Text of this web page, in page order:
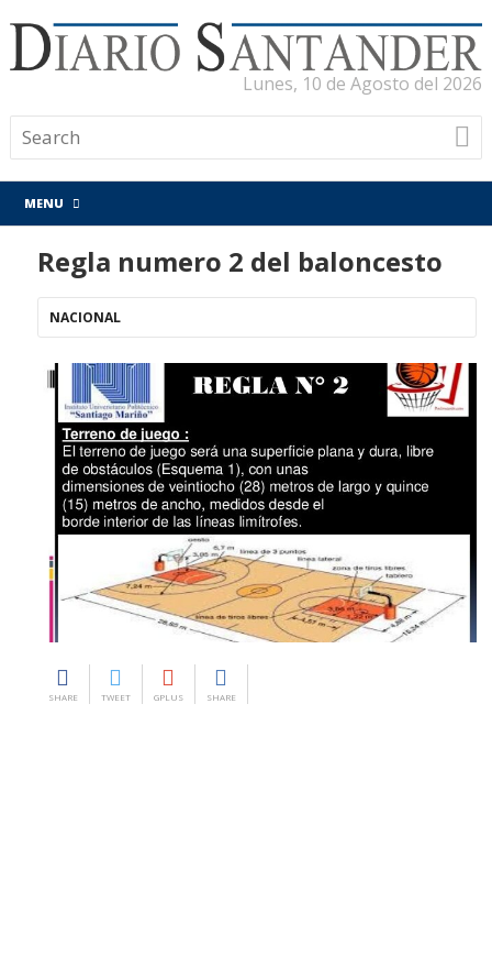
Lunes, 10 de Agosto del 2026
MENU
Regla numero 2 del baloncesto
NACIONAL
SHARE TWEET GPLUS SHARE